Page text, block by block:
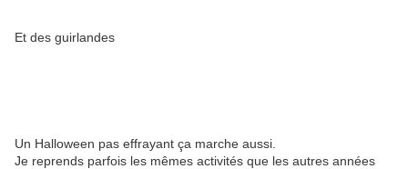
Et des guirlandes
Un Halloween pas effrayant ça marche aussi.
Je reprends parfois les mêmes activités que les autres années